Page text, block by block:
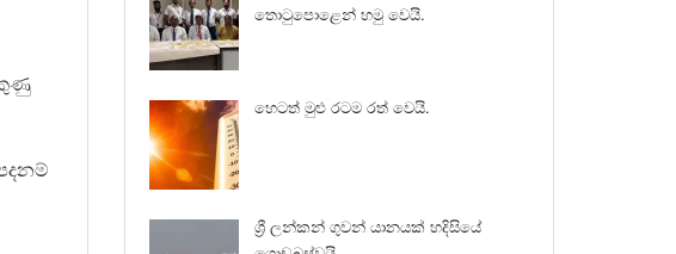
තොටුපොළෙන් හමු වෙයි.
හෙටත් මුළු රටම රත් වෙයි.
ශ්‍රී ලන්කන් ගුවන් යානයක් හදිසියේ